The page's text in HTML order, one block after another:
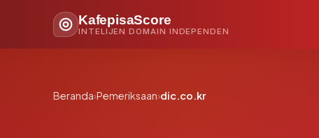
KafepisaScore
INTELIJEN DOMAIN INDEPENDEN
Beranda›Pemeriksaan›dic.co.kr